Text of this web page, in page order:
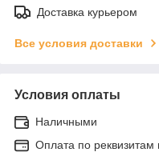
Доставка курьером
Все условия доставки
Условия оплаты
Наличными
Оплата по реквизитам